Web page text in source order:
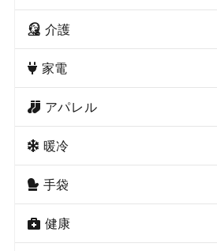
介護
家電
アパレル
暖冷
手袋
健康